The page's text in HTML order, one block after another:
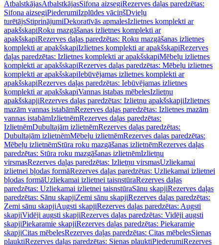
AtbalstkājasAtbalstkājasSifona aizsegiRezerves daļas paredzētas:
Sifona aizsegiPiederumiIzplūdes vāciņšDvieļu
turētājsStiprinājumiDekoratīvās apmalesIzlietnes komplekti ar
apakšskapiRoku mazgāšanas izlietnes komplekti ar
apakšskapiRezerves daļas paredzētas: Roku mazgāšanas izlietnes
komplekti ar apakšskapiIzlietnes komplekti ar apakšskapiRezerves
daļas paredzētas: Izlietnes komplekti ar apakšskapiMēbeļu izlietnes
komplekti ar apakšskapiRezerves daļas paredzētas: Mēbeļu izlietnes
komplekti ar apakšskapiIebūvējamas izlietnes komplekti ar
apakšskapiRezerves daļas paredzētas: Iebūvējamas izlietnes
komplekti ar apakšskapiVannas istabas mēbelesIzlietņu
apakšskapjiRezerves daļas paredzētas: Izlietņu apakšskapjiIzlietnes
mazām vannas istabāmRezerves daļas paredzētas: Izlietnes mazām
vannas istabāmIzlietnēmRezerves daļas paredzētas:
IzlietnēmDubultajām izlietnēmRezerves daļas paredzētas:
Dubultajām izlietnēmMēbeļu izlietnēmRezerves daļas paredzētas:
Mēbeļu izlietnēmStūra roku mazgāšanas izlietnēmRezerves daļas
paredzētas: Stūra roku mazgāšanas izlietnēmIzlietņu
virsmasRezerves daļas paredzētas: Izlietņu virsmasUzliekamai
izlietnei bļodas formāRezerves daļas paredzētas: Uzliekamai izlietnei
bļodas formāUzliekamai izlietnei taisnstūraRezerves daļas
paredzētas: Uzliekamai izlietnei taisnstūraSānu skapjiRezerves daļas
paredzētas: Sānu skapjiZemi sānu skapjiRezerves daļas paredzētas:
Zemi sānu skapjiAugsti skapjiRezerves daļas paredzētas: Augsti
skapjiVidēji augsti skapjiRezerves daļas paredzētas: Vidēji augsti
skapjiPiekaramie skapjiRezerves daļas paredzētas: Piekaramie
skapjiCitas mēbelesRezerves daļas paredzētas: Citas mēbelesSienas
plauktiRezerves daļas paredzētas: Sienas plauktiPiederumiRezerves